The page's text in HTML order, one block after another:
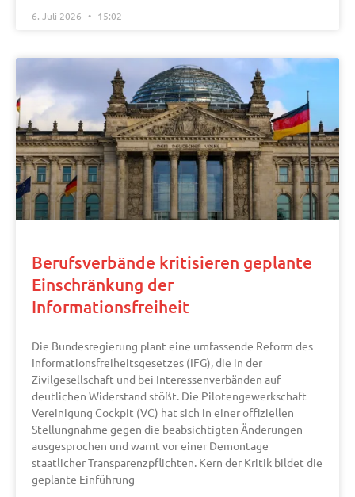
6. Juli 2026 15:02
Berufsverbände kritisieren geplante
Einschränkung der
Informationsfreiheit
Die Bundesregierung plant eine umfassende Reform des
Informationsfreiheitsgesetzes (IFG), die in der
Zivilgesellschaft und bei Interessenverbänden auf
deutlichen Widerstand stößt. Die Pilotengewerkschaft
Vereinigung Cockpit (VC) hat sich in einer offiziellen
Stellungnahme gegen die beabsichtigten Änderungen
ausgesprochen und warnt vor einer Demontage
staatlicher Transparenzpflichten. Kern der Kritik bildet die
geplante Einführung